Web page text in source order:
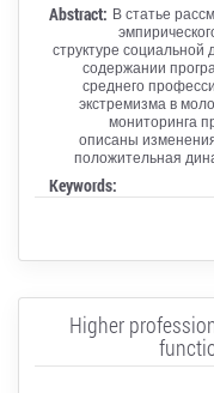
Abstract: В статье
структуре социальной
содержании
среднего
экстремизма в
мониторинга
описаны
положительная
Keywords:
Higher